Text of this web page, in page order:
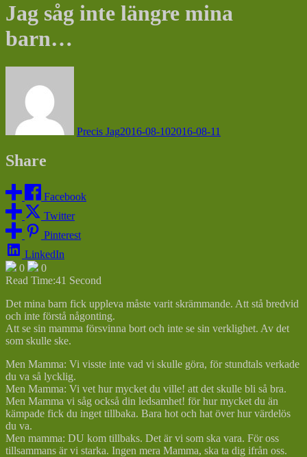
Jag såg inte längre mina
barn…
Precis Jag2016-08-102016-08-11
Share
Facebook
Twitter
Pinterest
LinkedIn
0
0
Read Time:41 Second
Det mina barn fick uppleva måste varit skrämmande. Att stå bredvid
och inte förstå någonting.
Att se sin mamma försvinna bort och inte se sin verklighet. Av det
som skulle ske.
Men Mamma: Vi visste inte vad vi skulle göra, för stundtals verkade
du va så lycklig.
Men Mamma: Vi vet hur mycket du ville! att det skulle bli så bra.
Men Mamma vi såg också din ledsamhet! för hur mycket du än
kämpade fick du inget tillbaka. Bara hot och hat över hur värdelös
du va.
Men mamma: DU kom tillbaks. Det är vi som ska vara. För oss
tillsammans är vi starka. Ingen mera Mamma, ska ta dig ifrån oss.